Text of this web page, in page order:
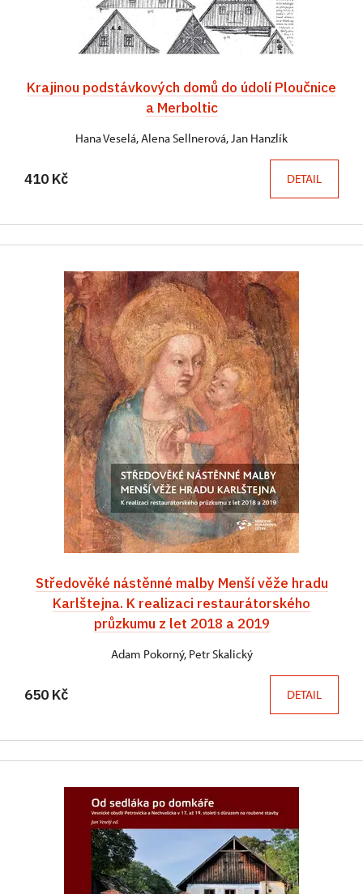
Krajinou podstávkových domů do údolí Ploučnice
a Merboltic
Hana Veselá, Alena Sellnerová, Jan Hanzlík
410 Kč DETAIL
Středověké nástěnné malby Menší věže hradu
Karlštejna. K realizaci restaurátorského
průzkumu z let 2018 a 2019
Adam Pokorný, Petr Skalický
650 Kč DETAIL